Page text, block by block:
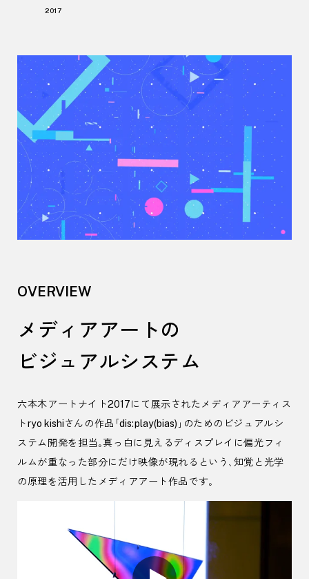
2017
OVERVIEW
メディアアートの
ビジュアルシステム
六本木アートナイト2017にて展示されたメディアアーティス
トryo kishiさんの作品「dis:play(bias)」のためのビジュアルシ
ステム開発を担当。真っ白に見えるディスプレイに偏光フィ
ルムが重なった部分にだけ映像が現れるという、知覚と光学
の原理を活用したメディアアート作品です。